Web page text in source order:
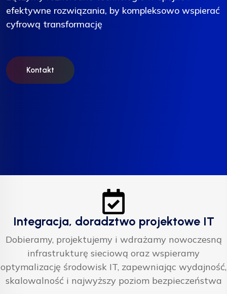
efektywne rozwiązania, by kompleksowo wspierać
cyfrową transformację
Kontakt
efektywne rozwiązania, by kompleksowo wspierać
cyfrową transformację
Kontakt
efektywne rozwiązania, by kompleksowo wspierać
cyfrową transformację
Kontakt
Integracja, doradztwo projektowe IT
Dobieramy, projektujemy i wdrażamy nowoczesną
infrastrukturę sieciową oraz wspieramy
optymalizację środowisk IT, zapewniając wydajność,
skalowalność i najwyższy poziom bezpieczeństwa